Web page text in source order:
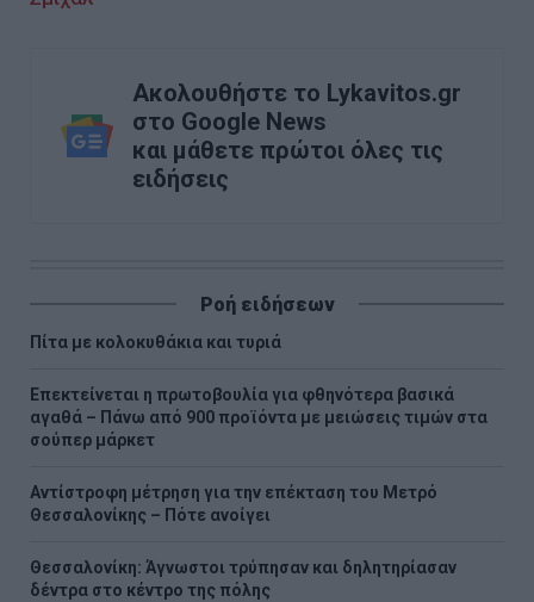
Ακολουθήστε το Lykavitos.gr
στο Google News
και μάθετε πρώτοι όλες τις
ειδήσεις
Ροή ειδήσεων
Πίτα με κολοκυθάκια και τυριά
Επεκτείνεται η πρωτοβουλία για φθηνότερα βασικά
αγαθά – Πάνω από 900 προϊόντα με μειώσεις τιμών στα
σούπερ μάρκετ
Αντίστροφη μέτρηση για την επέκταση του Μετρό
Θεσσαλονίκης – Πότε ανοίγει
Θεσσαλονίκη: Άγνωστοι τρύπησαν και δηλητηρίασαν
δέντρα στο κέντρο της πόλης